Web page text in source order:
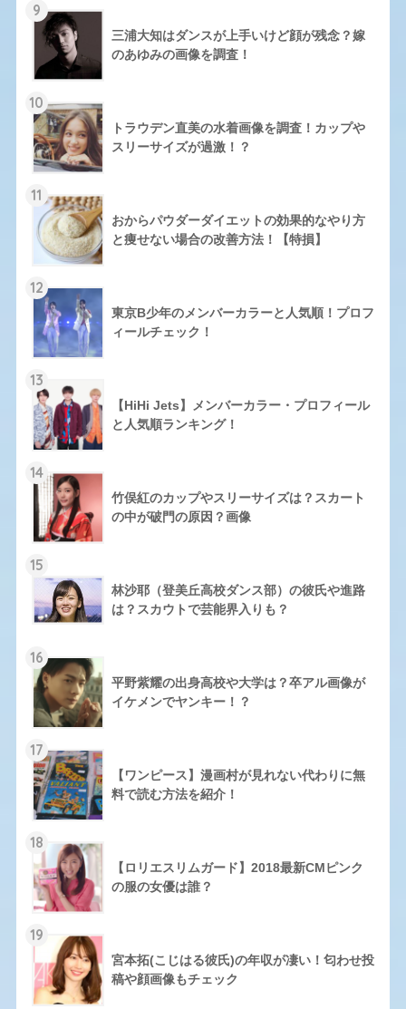
9
三浦大知はダンスが上手いけど顔が残念？嫁
のあゆみの画像を調査！
10
トラウデン直美の水着画像を調査！カップや
スリーサイズが過激！？
11
おからパウダーダイエットの効果的なやり方
と痩せない場合の改善方法！【特損】
12
東京B少年のメンバーカラーと人気順！プロフ
ィールチェック！
13
【HiHi Jets】メンバーカラー・プロフィール
と人気順ランキング！
14
竹俣紅のカップやスリーサイズは？スカート
の中が破門の原因？画像
15
林沙耶（登美丘高校ダンス部）の彼氏や進路
は？スカウトで芸能界入りも？
16
平野紫耀の出身高校や大学は？卒アル画像が
イケメンでヤンキー！？
17
【ワンピース】漫画村が見れない代わりに無
料で読む方法を紹介！
18
【ロリエスリムガード】2018最新CMピンク
の服の女優は誰？
19
宮本拓(こじはる彼氏)の年収が凄い！匂わせ投
稿や顔画像もチェック